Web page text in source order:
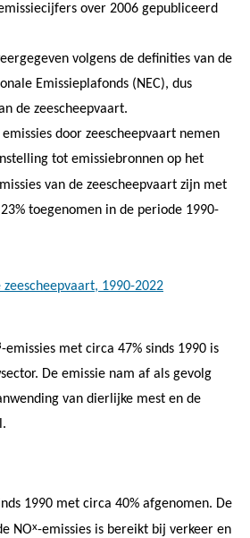
over 2006 gepubliceerd
volgens de definities van de
Emissieplafonds (NEC), dus
de zeescheepvaart.
door zeescheepvaart nemen
tot emissiebronnen op het
van de zeescheepvaart zijn met
toegenomen in de periode 1990-
zeescheepvaart, 1990-2022
-emissies met circa 47% sinds 1990 is
De emissie nam af als gevolg
van dierlijke mest en de
1990 met circa 40% afgenomen. De
NOx-emissies is bereikt bij verkeer en